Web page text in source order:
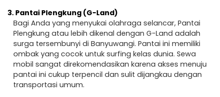
3. Pantai Plengkung (G-Land)
Bagi Anda yang menyukai olahraga selancar, Pantai
Plengkung atau lebih dikenal dengan G-Land adalah
surga tersembunyi di Banyuwangi. Pantai ini memiliki
ombak yang cocok untuk surfing kelas dunia. Sewa
mobil sangat direkomendasikan karena akses menuju
pantai ini cukup terpencil dan sulit dijangkau dengan
transportasi umum.